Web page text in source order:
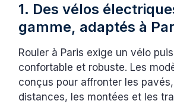
1. Des vélos
gamme, adaptés à
Rouler à Paris exige un vélo
confortable et robuste. Les
conçus pour affronter les
distances, les montées et les